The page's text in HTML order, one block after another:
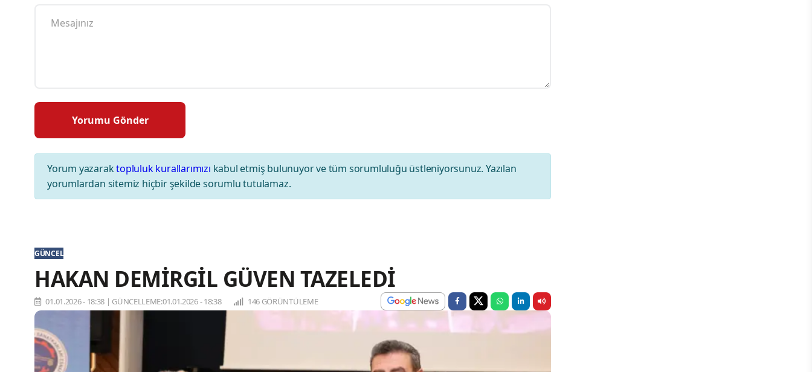
Yorum yazaraktopluluk kurallarımızı kabul etmiş bulunuyor ve tüm sorumluluğu üstleniyorsunuz. Yazılan
yorumlardan sitemiz hiçbir şekilde sorumlu tutulamaz.
GÜNCEL
HAKAN DEMİRGİL GÜVEN TAZELEDİ
01.01.2026 - 18:38 | GÜNCELLEME:01.01.2026 - 18:38 146 GÖRÜNTÜLEME